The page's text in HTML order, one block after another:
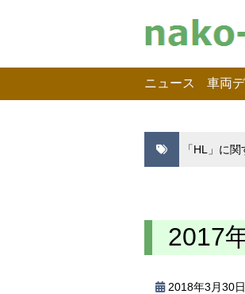
ニュース 車両
「HL」に
2017
2018年3月30日